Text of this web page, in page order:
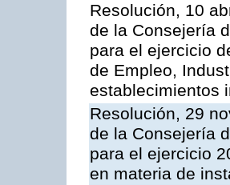
Resolución, 10
de la Consejería
para el ejercicio
de Empleo,
establecimientos
Resolución, 29
de la Consejería
para el ejercicio
en materia de